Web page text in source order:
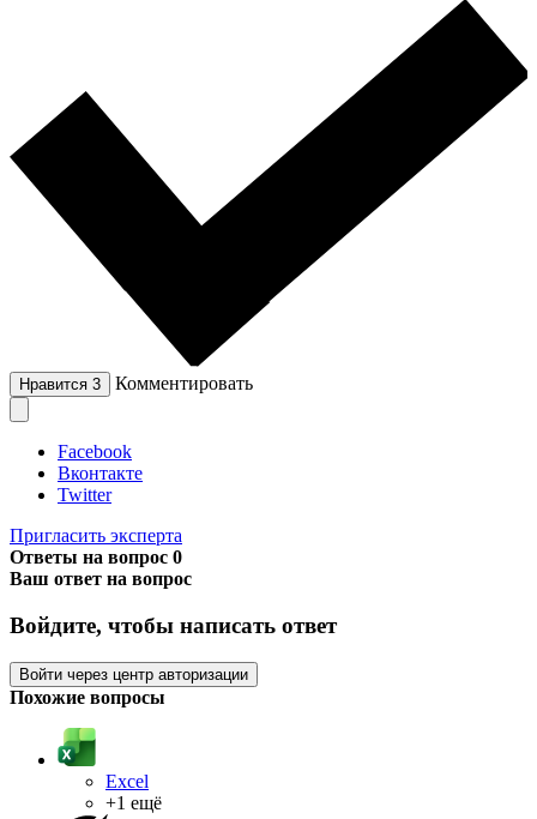
Нравится 3 Комментировать
Facebook
Вконтакте
Twitter
Пригласить эксперта
Ответы на вопрос 0
Ваш ответ на вопрос
Войдите, чтобы написать ответ
Войти через центр авторизации
Похожие вопросы
Excel
+1 ещё